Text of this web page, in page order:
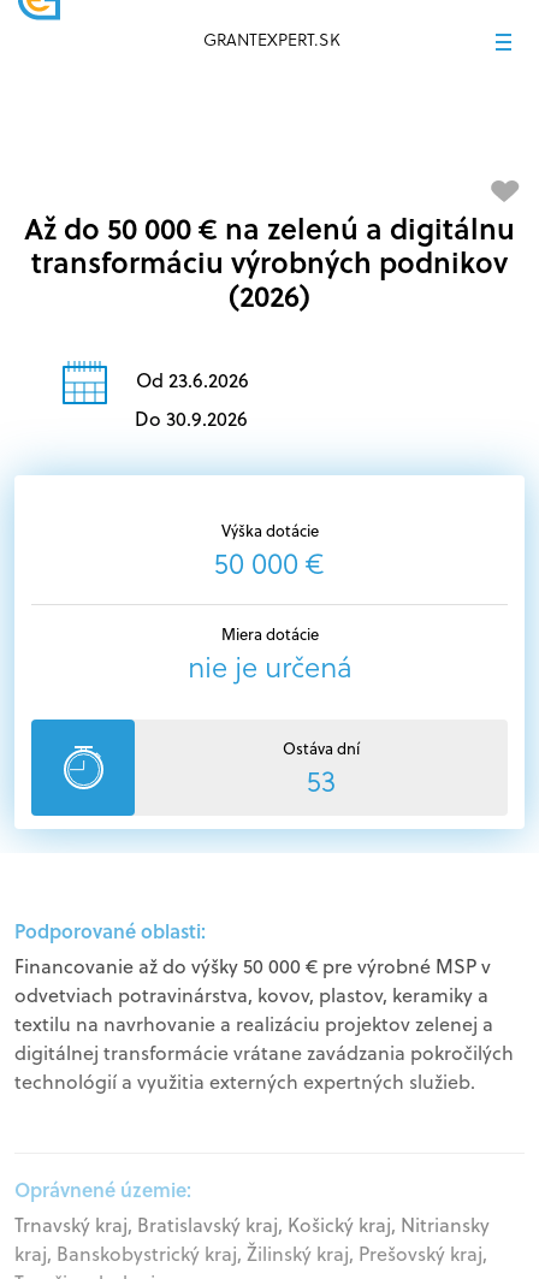
GRANTEXPERT.SK
Výška dotácie
50 000 €
Miera dotácie
nie je určená
Ostáva dní
53
Až do 50 000 € na zelenú a digitálnu
transformáciu výrobných podnikov
(2026)
Od 23.6.2026
Do 30.9.2026
Podporované oblasti:
Financovanie až do výšky 50 000 € pre výrobné MSP v
odvetviach potravinárstva, kovov, plastov, keramiky a
textilu na navrhovanie a realizáciu projektov zelenej a
digitálnej transformácie vrátane zavádzania pokročilých
technológií a využitia externých expertných služieb.
Oprávnené územie:
Trnavský kraj, Bratislavský kraj, Košický kraj, Nitriansky
kraj, Banskobystrický kraj, Žilinský kraj, Prešovský kraj,